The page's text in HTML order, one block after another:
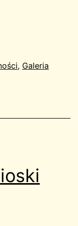
, Galeria